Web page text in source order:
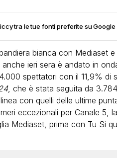
tra le tue fonti preferite su Google
bianca con Mediaset
ieri sera è andato in
spettatori con il 11,9% di
, che è stata seguita da
con quelli delle ultime
eccezionali per Canale 5,
Mediaset, prima con Tu Si